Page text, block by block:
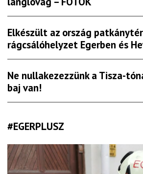
Elkészült az ország
rágcsálóhelyzet Egerben és
Ne nullakezezzünk a Tisza-
baj van!
#EGERPLUSZ